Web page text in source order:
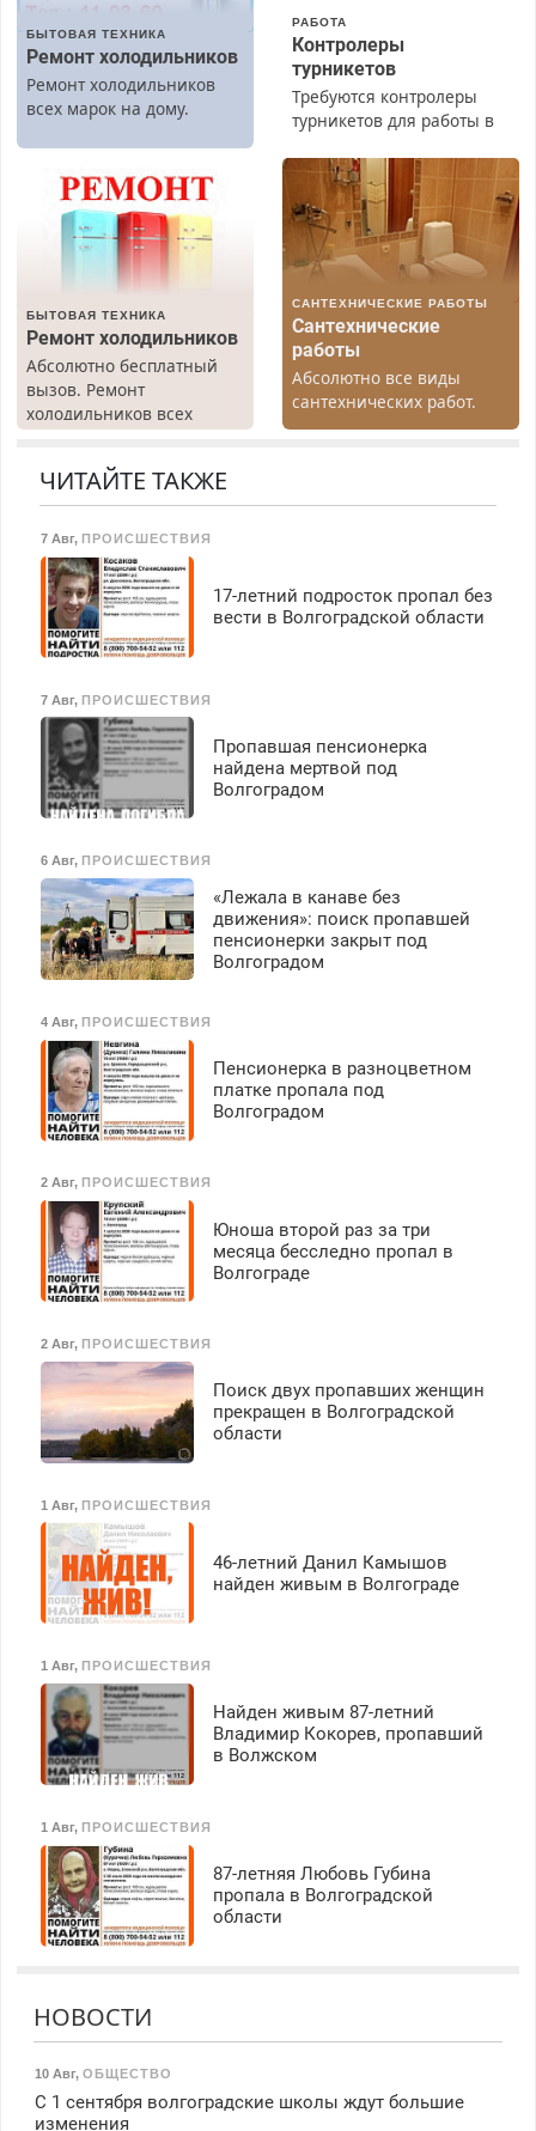
БЫТОВАЯ ТЕХНИКА
Ремонт холодильников
Ремонт холодильников
всех марок на дому.
РАБОТА
Контролеры
турникетов
Требуются контролеры
турникетов для работы в
(мужчины, женщины).
Прием по ТК РФ. График
работы любой.
Бесплатное проживание.
З/п – до 96000 рублей до
Ежемесячно
выплачивается денежная
премия. Возможно
бесплатное обучение,
получение документов,
работа инспектором по
125000 руб.
БЫТОВАЯ ТЕХНИКА
Ремонт холодильников
Абсолютно бесплатный
вызов. Ремонт
холодильников всех
гарантией. Все р-ны.
Срочно. Без выходных.
Пенсионерам – скидки до
40%. Мастер со стажем.
САНТЕХНИЧЕСКИЕ РАБОТЫ
Сантехнические
работы
Абсолютно все виды
сантехнических работ.
Быстро. Качественно.
ЧИТАЙТЕ ТАКЖЕ
7 Авг, ПРОИСШЕСТВИЯ
17-летний подросток пропал без
вести в Волгоградской области
7 Авг, ПРОИСШЕСТВИЯ
Пропавшая пенсионерка
найдена мертвой под
Волгоградом
6 Авг, ПРОИСШЕСТВИЯ
«Лежала в канаве без
движения»: поиск пропавшей
пенсионерки закрыт под
Волгоградом
4 Авг, ПРОИСШЕСТВИЯ
Пенсионерка в разноцветном
платке пропала под
Волгоградом
2 Авг, ПРОИСШЕСТВИЯ
Юноша второй раз за три
месяца бесследно пропал в
Волгограде
2 Авг, ПРОИСШЕСТВИЯ
Поиск двух пропавших женщин
прекращен в Волгоградской
области
1 Авг, ПРОИСШЕСТВИЯ
46-летний Данил Камышов
найден живым в Волгограде
1 Авг, ПРОИСШЕСТВИЯ
Найден живым 87-летний
Владимир Кокорев, пропавший
в Волжском
1 Авг, ПРОИСШЕСТВИЯ
87-летняя Любовь Губина
пропала в Волгоградской
области
НОВОСТИ
10 Авг, ОБЩЕСТВО
С 1 сентября волгоградские школы ждут большие
изменения